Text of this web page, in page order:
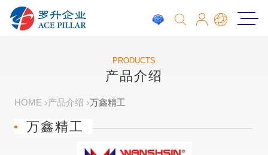
PRODUCTS
产品介绍
HOME 产品介绍 万鑫精工
万鑫精工